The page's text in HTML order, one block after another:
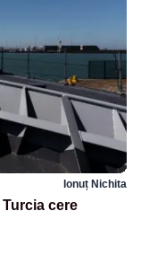
Ionuț Nichita
cere